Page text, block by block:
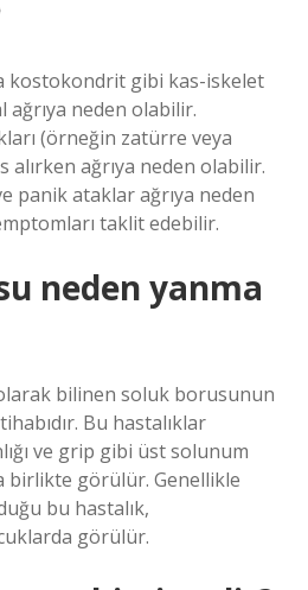
kostokondrit gibi kas-iskelet
ağrıya neden olabilir.
(örneğin zatürre veya
ağrıya neden olabilir.
panik ataklar ağrıya neden
taklit edebilir.
neden yanma
bilinen soluk borusunun
Bu hastalıklar
ve grip gibi üst solunum
birlikte görülür. Genellikle
bu hastalık,
görülür.